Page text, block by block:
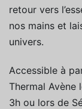
retour vers
nos mains et
univers.
Accessible à
Thermal Avène
3h ou lors de